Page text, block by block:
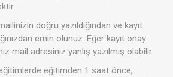
doğru yazıldığından ve kayıt
emin olunuz. Eğer kayıt onay
mail adresiniz yanlış yazılmış olabilir.
eğitimden 1 saat önce,